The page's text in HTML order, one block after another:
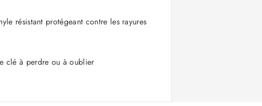
résistant protégeant contre les rayures
clé à perdre ou à oublier